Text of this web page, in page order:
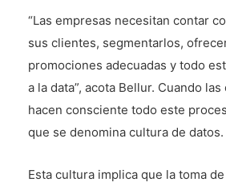
“Las empresas necesitan contar
sus clientes, segmentarlos,
promociones adecuadas y todo
a la data”, acota Bellur. Cuando
hacen consciente todo este
que se denomina cultura de datos.
Esta cultura implica que la toma